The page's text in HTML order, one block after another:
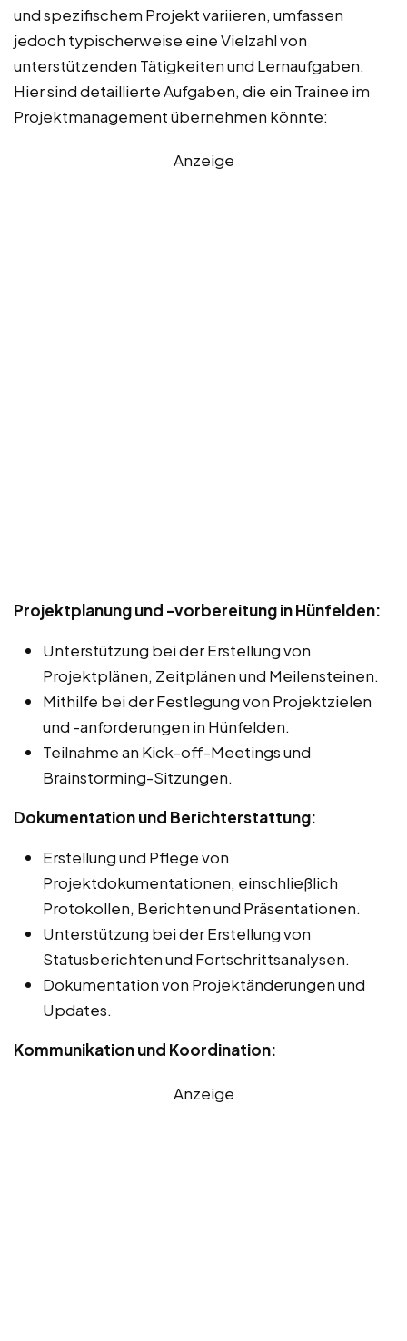
und spezifischem Projekt variieren, umfassen
jedoch typischerweise eine Vielzahl von
unterstützenden Tätigkeiten und Lernaufgaben.
Hier sind detaillierte Aufgaben, die ein Trainee im
Projektmanagement übernehmen könnte:
Anzeige
Projektplanung und -vorbereitung in Hünfelden:
Unterstützung bei der Erstellung von
Projektplänen, Zeitplänen und Meilensteinen.
Mithilfe bei der Festlegung von Projektzielen
und -anforderungen in Hünfelden.
Teilnahme an Kick-off-Meetings und
Brainstorming-Sitzungen.
Dokumentation und Berichterstattung:
Erstellung und Pflege von
Projektdokumentationen, einschließlich
Protokollen, Berichten und Präsentationen.
Unterstützung bei der Erstellung von
Statusberichten und Fortschrittsanalysen.
Dokumentation von Projektänderungen und
Updates.
Kommunikation und Koordination:
Anzeige